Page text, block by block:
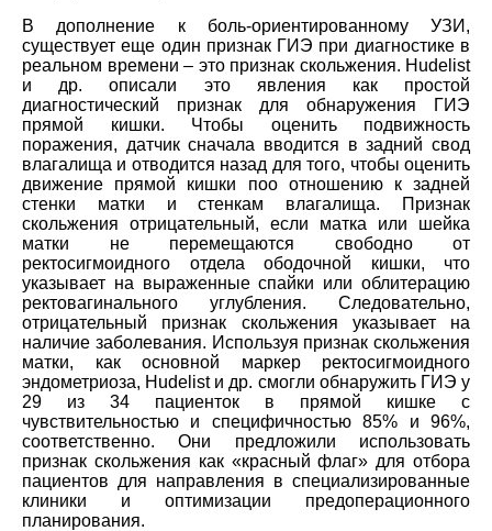
В дополнение к боль-ориентированному УЗИ,
существует еще один признак ГИЭ при диагностике в
реальном времени – это признак скольжения. Hudelist
и др. описали это явления как простой
диагностический признак для обнаружения ГИЭ
прямой кишки. Чтобы оценить подвижность
поражения, датчик сначала вводится в задний свод
влагалища и отводится назад для того, чтобы оценить
движение прямой кишки поо отношению к задней
стенки матки и стенкам влагалища. Признак
скольжения отрицательный, если матка или шейка
матки не перемещаются свободно от
ректосигмоидного отдела ободочной кишки, что
указывает на выраженные спайки или облитерацию
ректовагинального углубления. Следовательно,
отрицательный признак скольжения указывает на
наличие заболевания. Используя признак скольжения
матки, как основной маркер ректосигмоидного
эндометриоза, Hudelist и др. смогли обнаружить ГИЭ у
29 из 34 пациенток в прямой кишке с
чувствительностью и специфичностью 85% и 96%,
соответственно. Они предложили использовать
признак скольжения как «красный флаг» для отбора
пациентов для направления в специализированные
клиники и оптимизации предоперационного
планирования.